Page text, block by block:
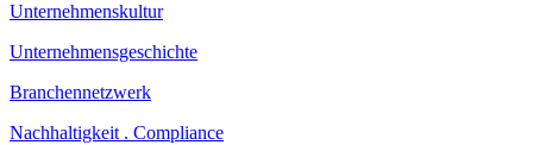
Unternehmenskultur
Unternehmensgeschichte
Branchennetzwerk
Nachhaltigkeit . Compliance